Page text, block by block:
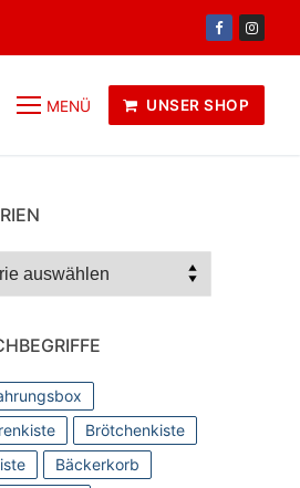
MENÜ UNSER SHOP
Brötchenkiste
Bäckerkorb